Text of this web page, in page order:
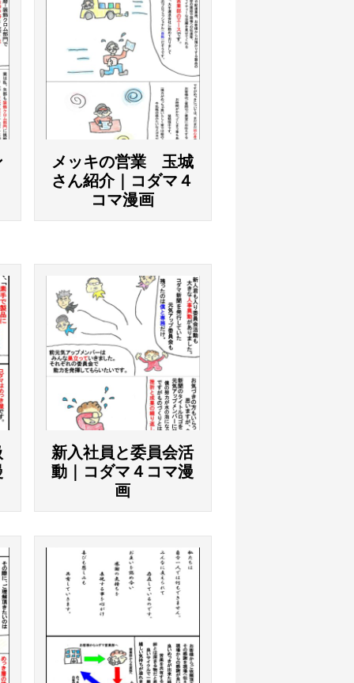
メッキの営業 玉城
さん紹介｜コダマ４
コマ漫画
新入社員と委員会活
動｜コダマ４コマ漫
画